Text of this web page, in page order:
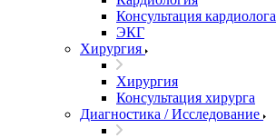
Консультация кардиолога
ЭКГ
Хирургия
Хирургия
Консультация хирурга
Диагностика / Исследование